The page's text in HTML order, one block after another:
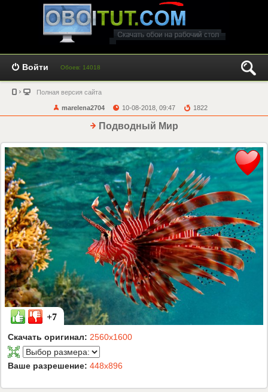
Войти Обоев: 14018
Полная версия сайта
marelena2704 10-08-2018, 09:47 1822
Подводный Мир
+7
Скачать оригинал: 2560x1600
Ваше разрешение: 448x896